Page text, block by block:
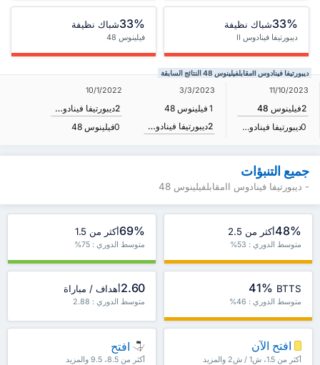
33%شباك نظيفة
ديبورتيفا فينادوس II
33%شباك نظيفة
فيلينوس 48
ديبورتيفا فينادوس IIمقابلفيلينوس 48 النتائج السابقة
11/10/2023
فيلينوس 482
ديبورتيفا فينادوس II
0
3/3/2023
فيلينوس 48 1
ديبورتيفا فينادوس II
2
10/1/2022
ديبورتيفا فينادوس II
2
فيلينوس 480
جميع التنبؤات
- ديبورتيفا فينادوس IIمقابلفيلينوس 48
48%أكثر من 2.5
متوسط الدوري : 53%
69%أكثر من 1.5
متوسط الدوري : 75%
41% BTTS
متوسط الدوري : 46%
2.60أهداف / مباراة
متوسط الدوري : 2.88
افتح الآن
أكثر من 1.5، ش1 / ش2 والمزيد
افتح
أكثر من 8.5، 9.5 والمزيد